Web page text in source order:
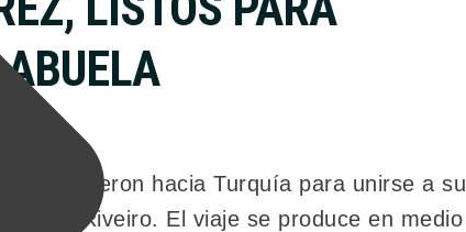
partieron hacia Turquía para unirse a su
Riveiro. El viaje se produce en medio